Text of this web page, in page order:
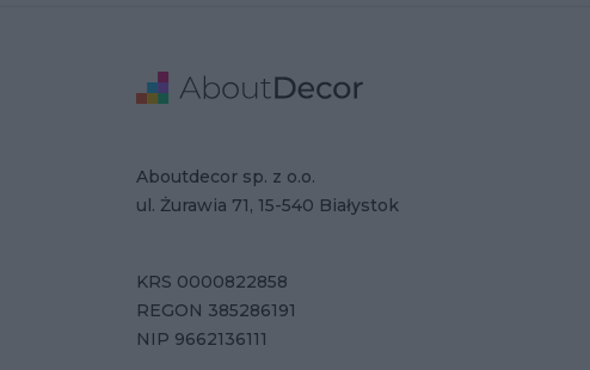
Adres
Aboutdecor sp. z o.o.
ul. Żurawia 71, 15-540 Białystok
Dane Firmy
KRS 0000822858
REGON 385286191
NIP 9662136111